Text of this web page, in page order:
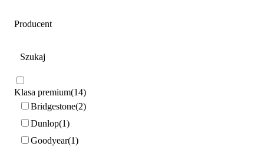
Producent
Klasa premium 14
Bridgestone 2
Dunlop 1
Goodyear 1